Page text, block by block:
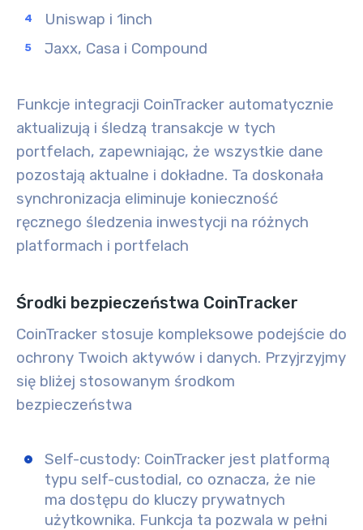
Uniswap i 1inch
Jaxx, Casa i Compound
Funkcje integracji CoinTracker automatycznie
aktualizują i śledzą transakcje w tych
portfelach, zapewniając, że wszystkie dane
pozostają aktualne i dokładne. Ta doskonała
synchronizacja eliminuje konieczność
ręcznego śledzenia inwestycji na różnych
platformach i portfelach
Środki bezpieczeństwa CoinTracker
CoinTracker stosuje kompleksowe podejście do
ochrony Twoich aktywów i danych. Przyjrzyjmy
się bliżej stosowanym środkom
bezpieczeństwa
Self-custody: CoinTracker jest platformą
typu self-custodial, co oznacza, że nie
ma dostępu do kluczy prywatnych
użytkownika. Funkcja ta pozwala w pełni